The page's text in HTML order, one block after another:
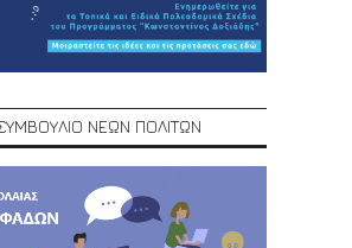
ΝΕΩΝ ΠΟΛΙΤΩΝ